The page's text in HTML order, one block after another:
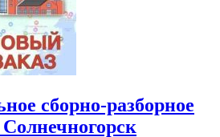
сборно-разборное
Солнечногорск